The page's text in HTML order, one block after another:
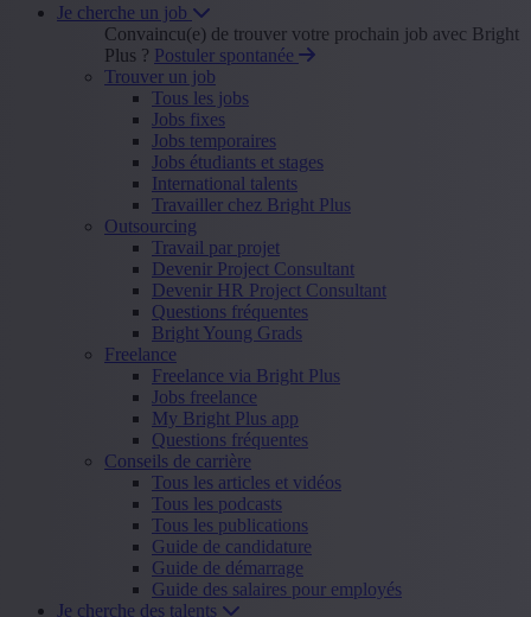
Je cherche un job
Convaincu(e) de trouver votre prochain job avec Bright
Plus ? Postuler spontanée
Trouver un job
Tous les jobs
Jobs fixes
Jobs temporaires
Jobs étudiants et stages
International talents
Travailler chez Bright Plus
Outsourcing
Travail par projet
Devenir Project Consultant
Devenir HR Project Consultant
Questions fréquentes
Bright Young Grads
Freelance
Freelance via Bright Plus
Jobs freelance
My Bright Plus app
Questions fréquentes
Conseils de carrière
Tous les articles et vidéos
Tous les podcasts
Tous les publications
Guide de candidature
Guide de démarrage
Guide des salaires pour employés
Je cherche des talents